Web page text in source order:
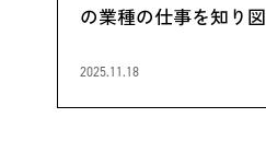
の業種の仕事を知り
2025.11.18